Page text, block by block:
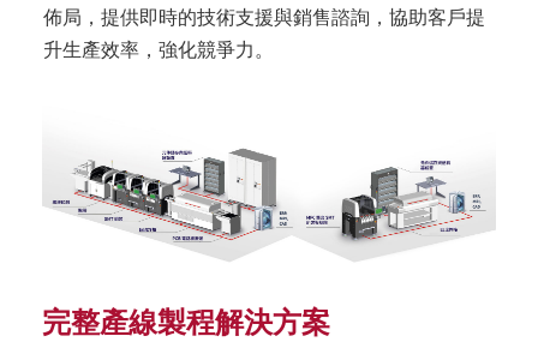
佈局，提供即時的技術支援與銷售諮詢，協助客戶提
升生產效率，強化競爭力。
完整產線製程解決方案